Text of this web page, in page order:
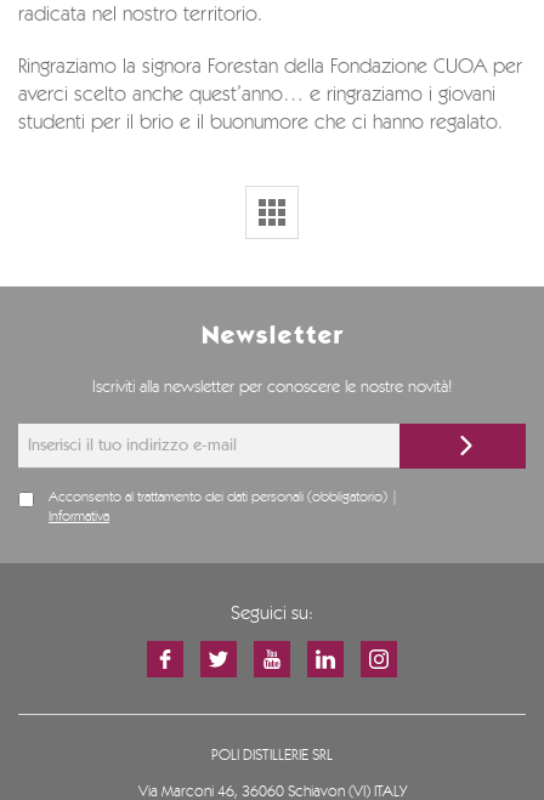
radicata nel nostro territorio.
Ringraziamo la signora Forestan della Fondazione CUOA per
averci scelto anche quest’anno… e ringraziamo i giovani
studenti per il brio e il buonumore che ci hanno regalato.
Newsletter
Iscriviti alla newsletter per conoscere le nostre novità!
Acconsento al trattamento dei dati personali (obbligatorio) |
Informativa
Seguici su:
POLI DISTILLERIE SRL
Via Marconi 46, 36060 Schiavon (VI) ITALY